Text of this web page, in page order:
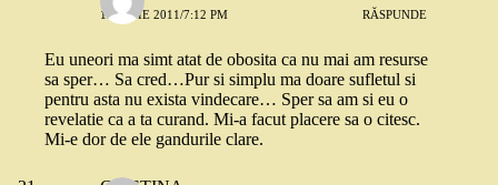
19 IULIE 2011/7:12 PM RĂSPUNDE
Eu uneori ma simt atat de obosita ca nu mai am resurse
sa sper… Sa cred…Pur si simplu ma doare sufletul si
pentru asta nu exista vindecare… Sper sa am si eu o
revelatie ca a ta curand. Mi-a facut placere sa o citesc.
Mi-e dor de ele gandurile clare.